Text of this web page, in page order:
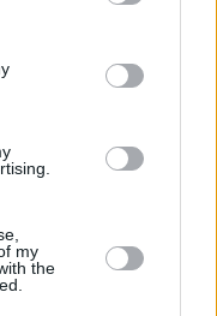
third-party tags to
in below Google
my
the
κατηγορείται
βίντεο και